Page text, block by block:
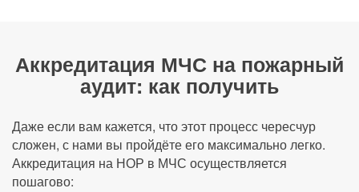
Аккредитация МЧС на пожарный
аудит: как получить
Даже если вам кажется, что этот процесс чересчур
сложен, с нами вы пройдёте его максимально легко.
Аккредитация на НОР в МЧС осуществляется
пошагово: